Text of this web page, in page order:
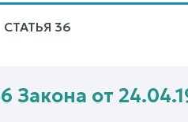
СТАТЬЯ 36
Закона от